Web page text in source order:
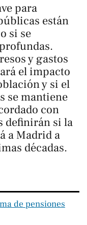
para
están
si se
y gastos
el impacto
y si el
se mantiene
con
definirán si la
a Madrid a
décadas.
de pensiones